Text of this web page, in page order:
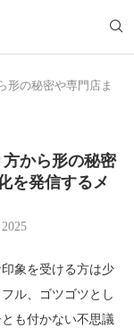
形の秘密や専門店ま
から形の秘密
を発信するメ
象を受ける方は少
ル、ゴツゴツとし
も付かない不思議